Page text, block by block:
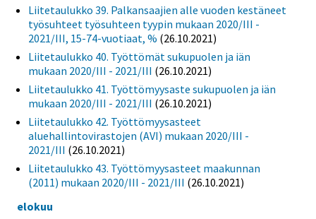
Liitetaulukko 39. Palkansaajien alle vuoden kestäneet
työsuhteet työsuhteen tyypin mukaan 2020/III -
2021/III, 15-74-vuotiaat, % (26.10.2021)
Liitetaulukko 40. Työttömät sukupuolen ja iän
mukaan 2020/III - 2021/III (26.10.2021)
Liitetaulukko 41. Työttömyysaste sukupuolen ja iän
mukaan 2020/III - 2021/III (26.10.2021)
Liitetaulukko 42. Työttömyysasteet
aluehallintovirastojen (AVI) mukaan 2020/III -
2021/III (26.10.2021)
Liitetaulukko 43. Työttömyysasteet maakunnan
(2011) mukaan 2020/III - 2021/III (26.10.2021)
elokuu